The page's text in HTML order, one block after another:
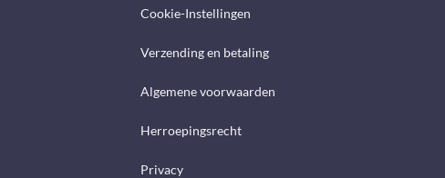
Cookie-Instellingen
Verzending en betaling
Algemene voorwaarden
Herroepingsrecht
Privacy